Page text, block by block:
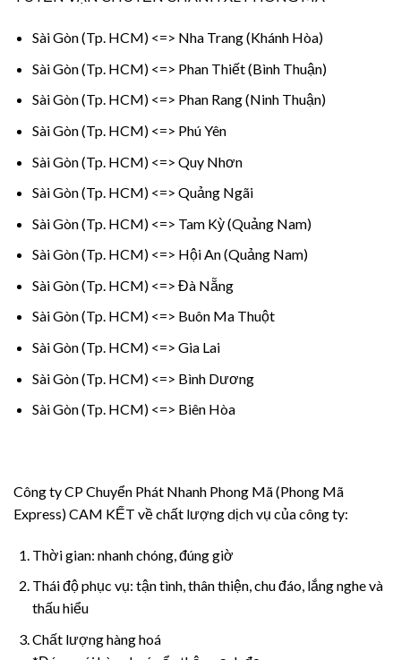
Sài Gòn (Tp. HCM) <=> Nha Trang (Khánh Hòa)
Sài Gòn (Tp. HCM) <=> Phan Thiết (Bình Thuận)
Sài Gòn (Tp. HCM) <=> Phan Rang (Ninh Thuận)
Sài Gòn (Tp. HCM) <=> Phú Yên
Sài Gòn (Tp. HCM) <=> Quy Nhơn
Sài Gòn (Tp. HCM) <=> Quảng Ngãi
Sài Gòn (Tp. HCM) <=> Tam Kỳ (Quảng Nam)
Sài Gòn (Tp. HCM) <=> Hội An (Quảng Nam)
Sài Gòn (Tp. HCM) <=> Đà Nẵng
Sài Gòn (Tp. HCM) <=> Buôn Ma Thuột
Sài Gòn (Tp. HCM) <=> Gia Lai
Sài Gòn (Tp. HCM) <=> Bình Dương
Sài Gòn (Tp. HCM) <=> Biên Hòa
Công ty CP Chuyển Phát Nhanh Phong Mã (Phong Mã
Express) CAM KẾT về chất lượng dịch vụ của công ty:
Thời gian: nhanh chóng, đúng giờ
Thái độ phục vụ: tận tình, thân thiện, chu đáo, lắng nghe và
thấu hiểu
Chất lượng hàng hoá